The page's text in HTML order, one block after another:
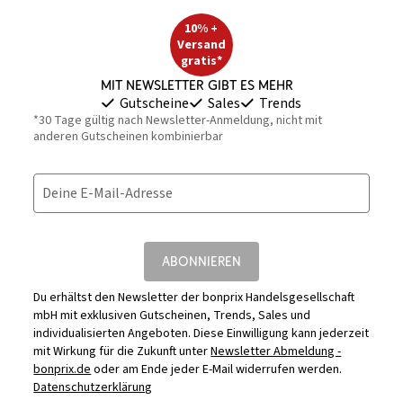
10% +
Versand
gratis*
Mit Newsletter gibt es mehr
Gutscheine Sales Trends
*30 Tage gültig nach Newsletter-Anmeldung, nicht mit
anderen Gutscheinen kombinierbar
Deine E-Mail-Adresse
ABONNIEREN
Du erhältst den Newsletter der bonprix Handelsgesellschaft
mbH mit exklusiven Gutscheinen, Trends, Sales und
individualisierten Angeboten. Diese Einwilligung kann jederzeit
mit Wirkung für die Zukunft unterNewsletter Abmeldung -
bonprix.deoder am Ende jeder E-Mail widerrufen werden.
Datenschutzerklärung